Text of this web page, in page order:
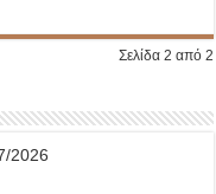
Σελίδα 2 από 2
2026